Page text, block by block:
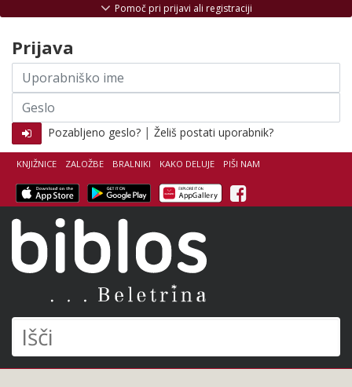
Išči
KNJIŽNICE ZALOŽBE BRALNIKI KAKO DELUJE PIŠI NAM
Facebook
Pomoč pri prijavi ali registraciji
Prijava
Uporabniško
ime
Geslo
Pozabljeno geslo? | Želiš postati uporabnik?